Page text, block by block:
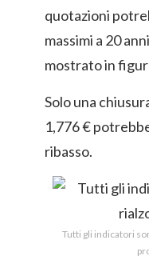
quotazioni
massimi a 20
mostrato in
Solo una
1,776 €
ribasso.
Tutti gli indicatori